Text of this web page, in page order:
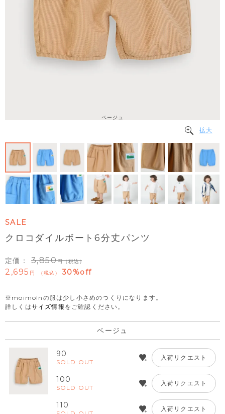
ベージュ
拡大
SALE
クロコダイルボート6分丈パンツ
定価： 3,850 （税込）
2,695 税込 30%off
※moimolnの服は少し小さめのつくりになります。
詳しくはサイズ情報 をご確認ください。
ベージュ
90
SOLD OUT
入荷リクエスト
100
SOLD OUT
入荷リクエスト
110 入荷リクエスト